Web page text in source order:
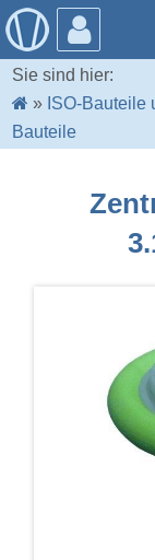
Sie sind hier:
» ISO-Bauteile
Bauteile